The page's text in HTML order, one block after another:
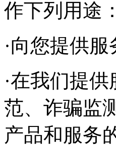
作下列用途：
·向您提供服
·在我们提
范、诈骗监
产品和服务